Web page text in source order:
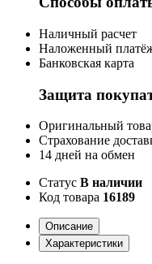
Наличный расчет
Наложенный
Банковская карта
Защита
Оригинальный
Страхование
14 дней на обмен
Статус В наличии
Код товара 16189
Описание
Характеристики